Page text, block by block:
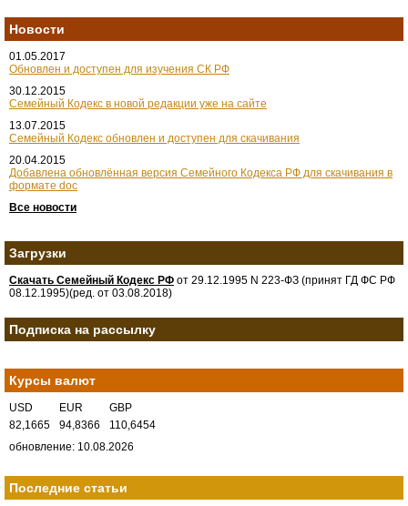
Новости
01.05.2017
Обновлен и доступен для изучения СК РФ
30.12.2015
Семейный Кодекс в новой редакции уже на сайте
13.07.2015
Семейный Кодекс обновлен и доступен для скачивания
20.04.2015
Добавлена обновлённая версия Семейного Кодекса РФ для скачивания в
формате doc
Все новости
Загрузки
Скачать Семейный Кодекс РФ от 29.12.1995 N 223-ФЗ (принят ГД ФС РФ
08.12.1995)(ред. от 03.08.2018)
Подписка на рассылку
Курсы валют
USD EUR
GBP
82,1665
94,8366
110,6454
обновление: 10.08.2026
Последние статьи